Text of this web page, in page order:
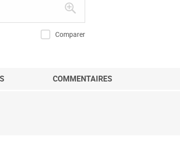
Comparer
COMMENTAIRES